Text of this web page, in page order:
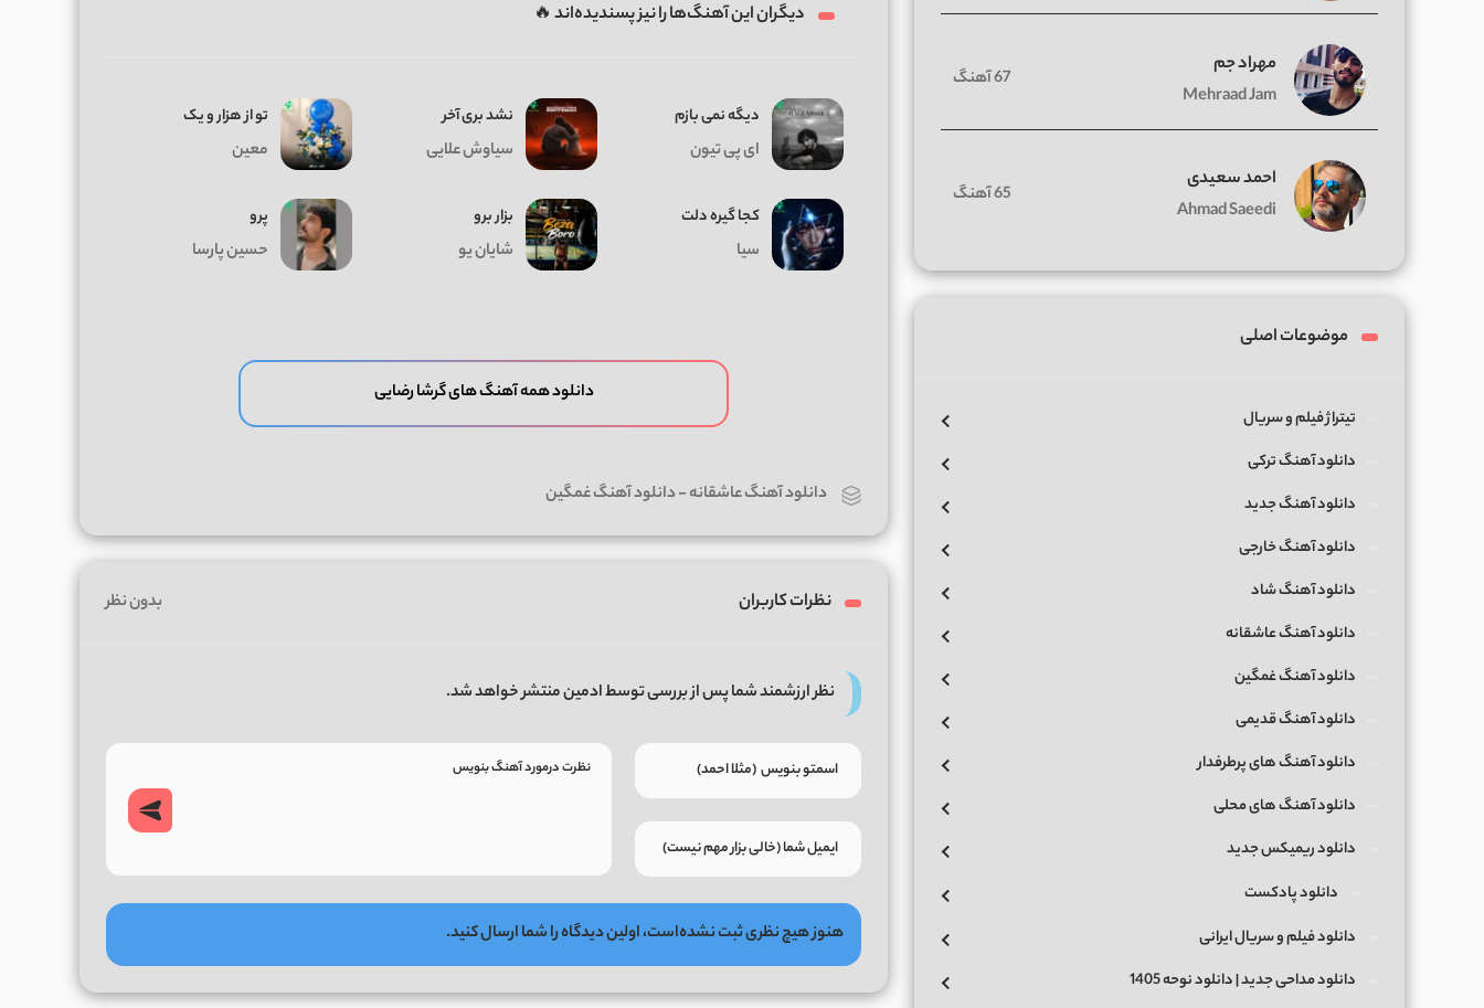
دیگران این آهنگ‌ها را نیز پسندیده‌اند 🔥
دیگه نمی بازم
ای پی تیون
نشد بری آخر
سیاوش علایی
تو از هزار و یک
معین
کجا گیره دلت
سیا
بزار برو
شایان یو
پرو
حسین پارسا
دانلود همه آهنگ های گرشا رضایی
دانلود آهنگ عاشقانه-دانلود آهنگ غمگین
نظرات کاربران بدون نظر
نظر ارزشمند شما پس از بررسی توسط ادمین منتشر خواهد شد.
هنوز هیچ نظری ثبت نشده‌است، اولین دیدگاه را شما ارسال کنید.
مهراد جم
Mehraad Jam
67 آهنگ
احمد سعیدی
Ahmad Saeedi
65 آهنگ
موضوعات اصلی
تیتراژ فیلم و سریال
دانلود آهنگ ترکی
دانلود آهنگ جدید
دانلود آهنگ خارجی
دانلود آهنگ شاد
دانلود آهنگ عاشقانه
دانلود آهنگ غمگین
دانلود آهنگ قدیمی
دانلود آهنگ های پرطرفدار
دانلود آهنگ های محلی
دانلود ریمیکس جدید
دانلود پادکست
دانلود فیلم و سریال ایرانی
دانلود مداحی جدید | دانلود نوحه 1405